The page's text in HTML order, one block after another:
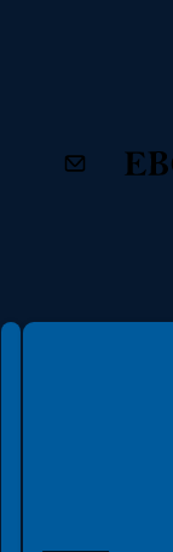
Spełniamy standardy WCAG 2.2
Spełniamy standardy W3C